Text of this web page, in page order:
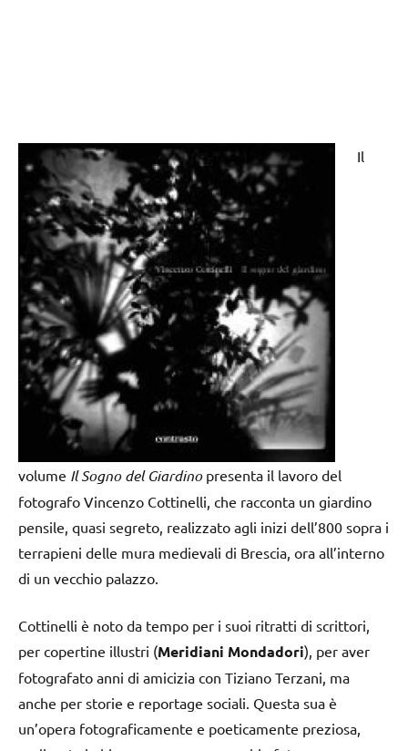
Il
volume Il Sogno del Giardino presenta il lavoro del
fotografo Vincenzo Cottinelli, che racconta un giardino
pensile, quasi segreto, realizzato agli inizi dell’800 sopra i
terrapieni delle mura medievali di Brescia, ora all’interno
di un vecchio palazzo.
Cottinelli è noto da tempo per i suoi ritratti di scrittori,
per copertine illustri (Meridiani Mondadori), per aver
fotografato anni di amicizia con Tiziano Terzani, ma
anche per storie e reportage sociali. Questa sua è
un’opera fotograficamente e poeticamente preziosa,